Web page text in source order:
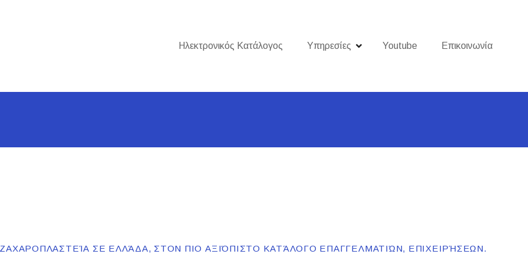
Ηλεκτρονικός Κατάλογος Υπηρεσίες Youtube Επικοινωνία
ΣΕ ΕΛΛΆΔΑ, ΣΤΟΝ ΠΙΟ ΑΞΙΌΠΙΣΤΟ ΚΑΤΆΛΟΓΟ ΕΠΑΓΓΕΛΜΑΤΙΏΝ, ΕΠΙΧΕΙΡΉΣΕΩΝ.